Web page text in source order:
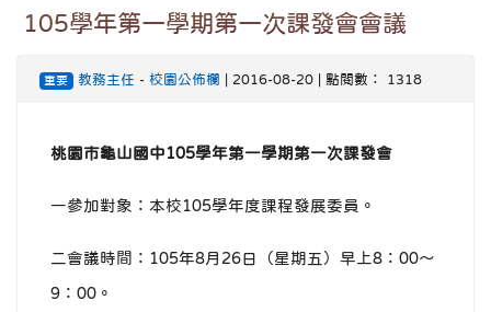
105學年第一學期第一次課發會會議
重要 教務主任 - 校園公佈欄 | 2016-08-20 | 點閱數： 1318
桃園市龜山國中105學年第一學期第一次課發會
一參加對象：本校105學年度課程發展委員。
二會議時間：105年8月26日（星期五）早上8：00～
9：00。